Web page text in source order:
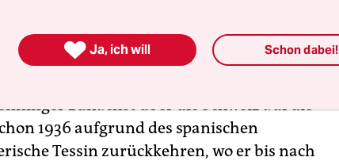
die „Stuttgarter Neue Sezession“
Hang zum „expressiven Realismus“, die
zunächst über die Schweiz auf die
1936 aufgrund des spanischen
Tessin zurückkehren, wo er bis nach
 Ja, ich will Schon dabei!